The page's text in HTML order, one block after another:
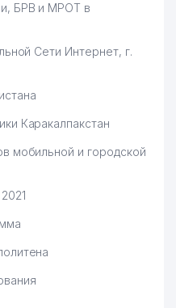
ООО 600 м
ООО
ЧП
БРВ и МРОТ в
Сети Интернет, г.
Каракалпакстан
мобильной и городской